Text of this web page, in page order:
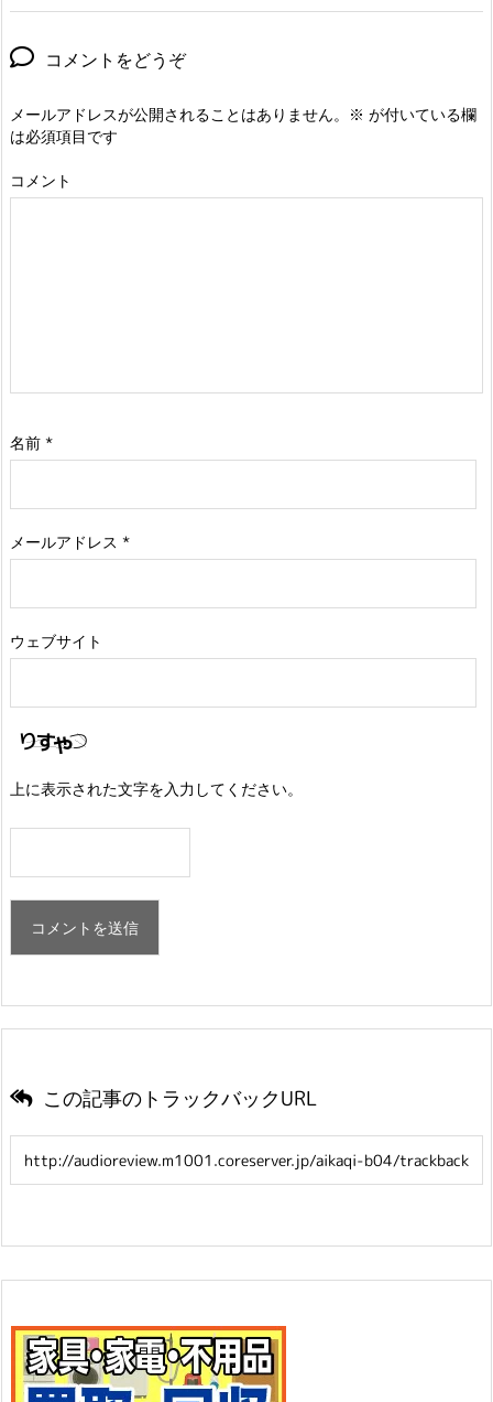
コメントをどうぞ
メールアドレスが公開されることはありません。 ※ が付いている欄
は必須項目です
コメント
名前 *
メールアドレス *
ウェブサイト
上に表示された文字を入力してください。
この記事のトラックバックURL